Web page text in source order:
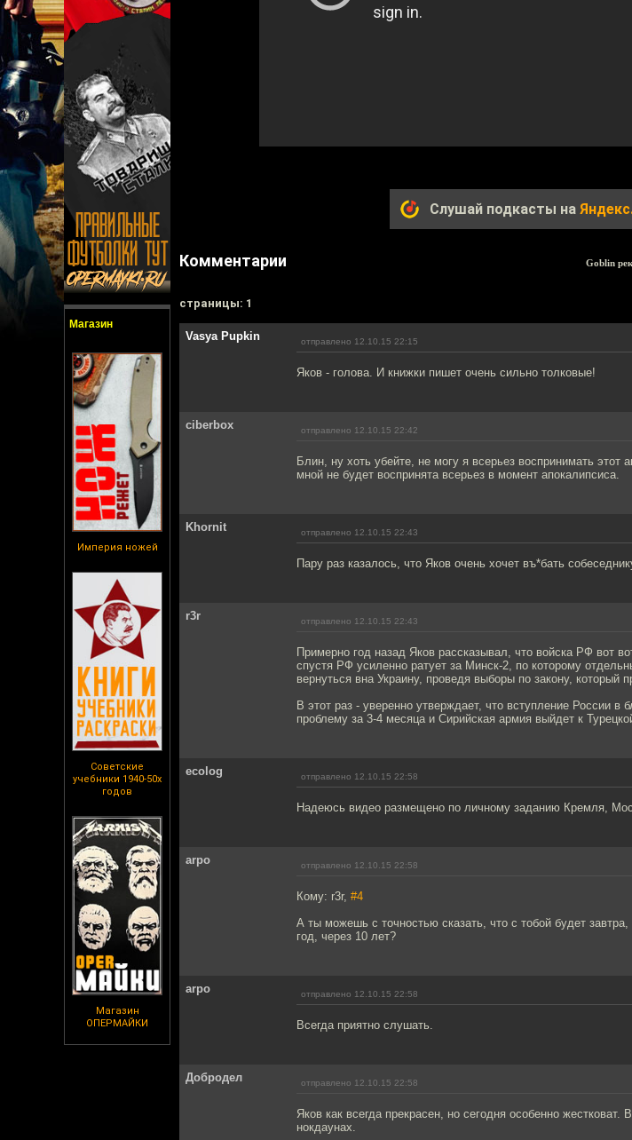
Магазин
Империя ножей
Советские
учебники 1940-50х
годов
Магазин
ОПЕРМАЙКИ
Слушай подкасты на
Комментарии Goblin
cтраницы: 1
Vasya Pupkin отправлено 12.10.15 22:15
Яков - голова. И книжки пишет очень сильно толковые!
ciberbox отправлено 12.10.15 22:42
Блин, ну хоть убейте, не могу я всерьез воспринимать
мной не будет воспринята всерьез в момент апокалипсиса.
Khornit отправлено 12.10.15 22:43
Пару раз казалось, что Яков очень хочет въ*бать
r3r отправлено 12.10.15 22:43
Примерно год назад Яков рассказывал, что войска РФ вот
спустя РФ усиленно ратует за Минск-2, по которому
вернуться вна Украину, проведя выборы по закону, который
В этот раз - уверенно утверждает, что вступление России
проблему за 3-4 месяца и Сирийская армия выйдет к
ecolog отправлено 12.10.15 22:58
Надеюсь видео размещено по личному заданию Кремля,
arpo отправлено 12.10.15 22:58
Кому: r3r, #4
А ты можешь с точностью сказать, что с тобой будет
год, через 10 лет?
arpo отправлено 12.10.15 22:58
Всегда приятно слушать.
Добродел отправлено 12.10.15 22:58
Яков как всегда прекрасен, но сегодня особенно
нокдаунах.